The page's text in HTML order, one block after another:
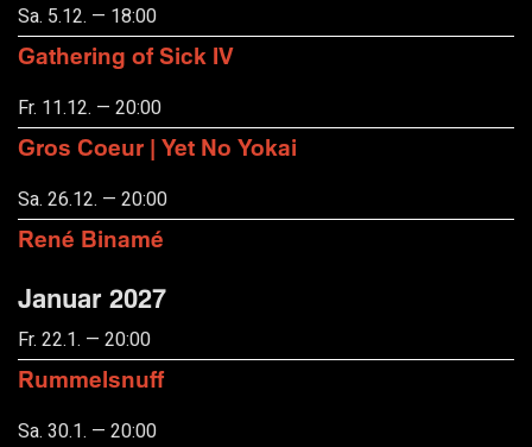
Sa. 5.12. — 18:00
Gathering of Sick IV
Fr. 11.12. — 20:00
Gros Coeur | Yet No Yokai
Sa. 26.12. — 20:00
René Binamé
Januar 2027
Fr. 22.1. — 20:00
Rummelsnuff
Sa. 30.1. — 20:00